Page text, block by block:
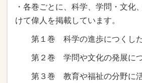
・各巻ごとに、科学、学問・文化
けて偉人を掲載しています。
第１巻 科学の進歩につくした
第２巻 学問や文化の発展につ
第３巻 教育や福祉の分野に活